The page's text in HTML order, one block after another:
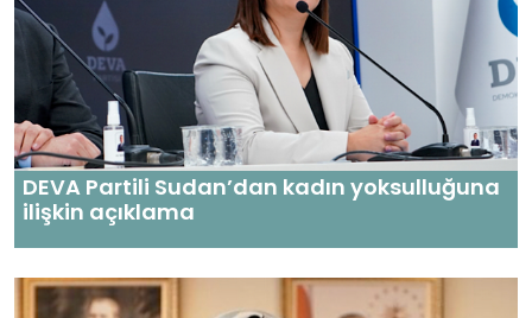
DEVA Partili Sudan’dan kadın yoksulluğuna
ilişkin açıklama